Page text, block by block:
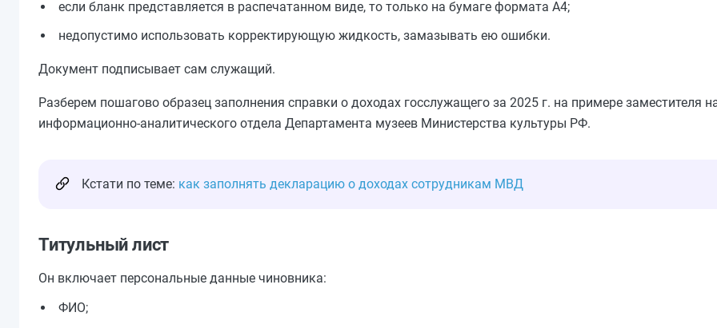
если бланк представляется в распечатанном виде, то только на бумаге формата А4;
недопустимо использовать корректирующую жидкость, замазывать ею ошибки.
Документ подписывает сам служащий.
Разберем пошагово образец заполнения справки о доходах госслужащего за 2025 г. на примере заместителя
информационно-аналитического отдела Департамента музеев Министерства культуры РФ.
Кстати по теме: как заполнять декларацию о доходах сотрудникам МВД
Титульный лист
Он включает персональные данные чиновника:
ФИО;